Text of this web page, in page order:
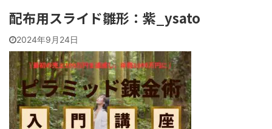
配布用スライド雛形：紫_ysato
2024年9月24日